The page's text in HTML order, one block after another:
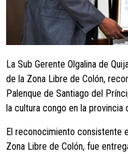
La Sub Gerente Olgalina de
de la Zona Libre de Colón,
Palenque de Santiago del
la cultura congo en la provincia
El reconocimiento consistente
Zona Libre de Colón, fue